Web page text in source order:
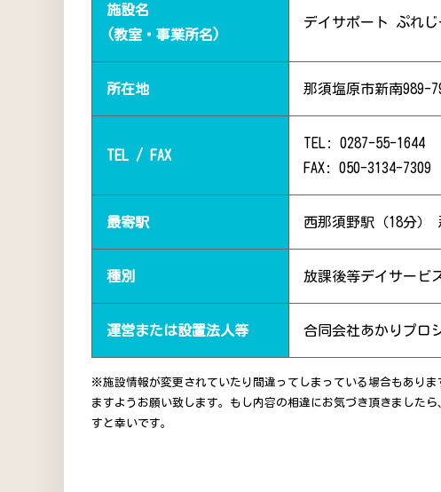
施設名
(教室・事業所名)
デイサポート ぷれじ
所在地 那須塩原市新南989-
TEL / FAX
TEL: 0287-55-1644
FAX: 050-3134-7309
最寄駅 西那須野駅（18分）
種別 放課後等デイサービ
運営または設置法人等 合同会社あかりプロ
※施設情報が変更されていたり間違ってしまっている場合もあり
ますようお願い致します。もし内容の相違にお気づき頂きました
すと幸いです。